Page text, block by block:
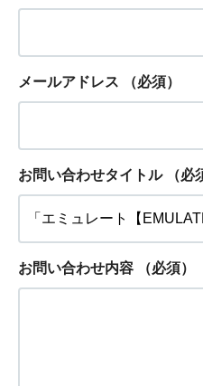
メールアドレス （必須）
お問い合わせタイトル （必
お問い合わせ内容 （必須）